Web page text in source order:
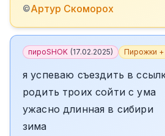
©Артур Скоморох
пироSHOK (17.02.2025) Пирожки +
я успеваю съездить в
родить троих сойти с ума
ужасно длинная в сибири
зима